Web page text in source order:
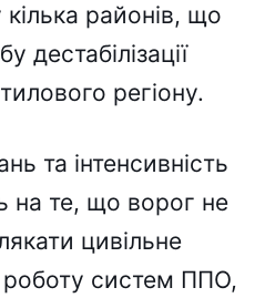
районів, що
дестабілізації
регіону.
та інтенсивність
на те, що ворог не
цивільне
систем ППО,